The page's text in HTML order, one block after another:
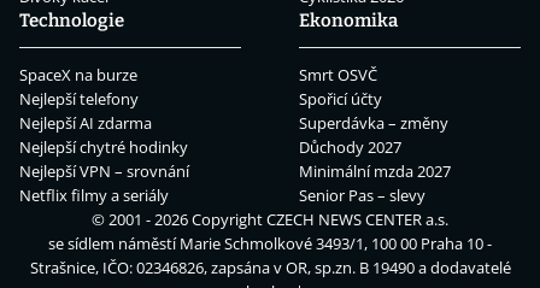
Technologie
SpaceX na burze
Nejlepší telefony
Nejlepší AI zdarma
Nejlepší chytré hodinky
Nejlepší VPN – srovnání
Netflix filmy a seriály
Ekonomika
Smrt OSVČ
Spořicí účty
Superdávka – změny
Důchody 2027
Minimální mzda 2027
Senior Pas – slevy
© 2001 - 2026 CopyrightCZECH NEWS CENTER a.s.
se sídlem náměstí Marie Schmolkové 3493/1, 100 00 Praha 10 -
Strašnice, IČO: 02346826, zapsána v OR, sp.zn. B 19490 a dodavatelé